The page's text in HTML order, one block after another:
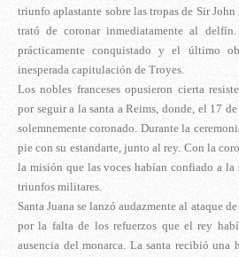
triunfo aplastante sobre las tropas de Sir John
trató de coronar inmediatamente al
prácticamente conquistado y el último
inesperada capitulación de Troyes.
Los nobles franceses opusieron cierta
por seguir a la santa a Reims, donde, el 17
solemnemente coronado. Durante la
pie con su estandarte, junto al rey. Con la
la misión que las voces habían confiado a la
triunfos militares.
Santa Juana se lanzó audazmente al ataque
por la falta de los refuerzos que el rey
ausencia del monarca. La santa recibió una